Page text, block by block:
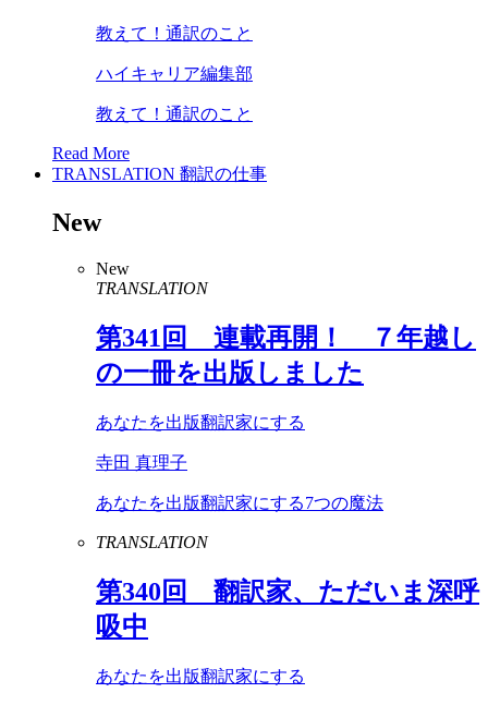
教えて！通訳のこと
ハイキャリア編集部
教えて！通訳のこと
Read More
TRANSLATION 翻訳の仕事
New
New
TRANSLATION
第341 回 連載再開！ ７年越し
の一冊を出版しました
あなたを出版翻訳家にする
寺田 真理子
あなたを出版翻訳家にする7つの魔法
TRANSLATION
第340回 翻訳家、ただいま深呼
吸中
あなたを出版翻訳家にする